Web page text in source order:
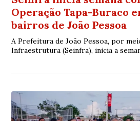
Operação Tapa-Buraco
bairros de João Pessoa
A Prefeitura de João Pessoa, por
Infraestrutura (Seinfra), inicia a